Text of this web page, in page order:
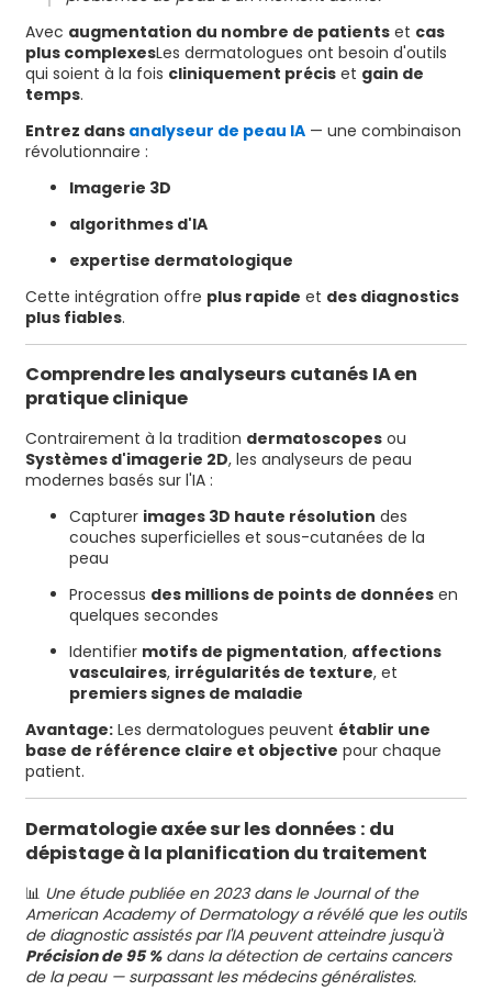
Avec augmentation du nombre de patientset cas
plus complexesLes dermatologues ont besoin d'outils
qui soient à la fois cliniquement préciset gain de
temps.
Entrez dans analyseur de peau IA— une combinaison
révolutionnaire :
Imagerie 3D
algorithmes d'IA
expertise dermatologique
Cette intégration offre plus rapide et des diagnostics
plus fiables.
Comprendre les analyseurs cutanés IA en
pratique clinique
Contrairement à la tradition dermatoscopesou
Systèmes d'imagerie 2D, les analyseurs de peau
modernes basés sur l'IA :
Capturer images 3D haute résolution des
couches superficielles et sous-cutanées de la
peau
Processus des millions de points de donnéesen
quelques secondes
Identifier motifs de pigmentation, affections
vasculaires, irrégularités de texture, et
premiers signes de maladie
Avantage:Les dermatologues peuvent établir une
base de référence claire et objective pour chaque
patient.
Dermatologie axée sur les données : du
dépistage à la planification du traitement
📊 Une étude publiée en 2023 dans le Journal of the
American Academy of Dermatology a révélé que les outils
de diagnostic assistés par l'IA peuvent atteindre jusqu'à
Précision de 95 %dans la détection de certains cancers
de la peau — surpassant les médecins généralistes.